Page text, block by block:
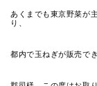
あくまでも東京野菜が
り、
都内で玉ねぎが販売で